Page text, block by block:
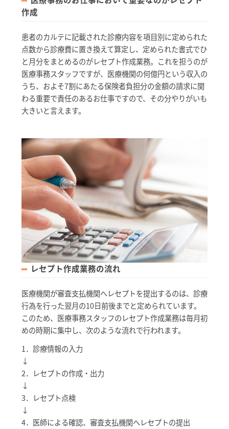
作成
患者のカルテに記載された診療内容を項目別に定められた
点数から診療費に置き換えて算定し、定められた書式でひ
と月分をまとめるのがレセプト作成業務。これを担うのが
医療事務スタッフですが、医療機関の何億円という収入の
うち、およそ7割にあたる保険者負担分の金額の請求に関
わる重要で責任のあるお仕事ですので、その分やりがいも
大きいと言えます。
レセプト作成業務の流れ
医療機関が審査支払機関へレセプトを提出するのは、診療
行為を行った翌月の10日前後までと定められています。
このため、医療事務スタッフのレセプト作成業務は毎月初
めの時期に集中し、次のような流れで行われます。
1．診療情報の入力
↓
2．レセプトの作成・出力
↓
3．レセプト点検
↓
4．医師による確認、審査支払機関へレセプトの提出